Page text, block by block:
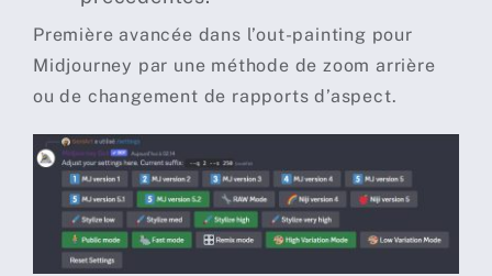
Première avancée dans l’out-painting pour
Midjourney par une méthode de zoom arrière
ou de changement de rapports d’aspect.